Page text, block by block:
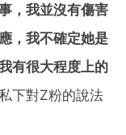
，我並沒有傷害
，我不確定她是
有很大程度上的
下對Z粉的說法